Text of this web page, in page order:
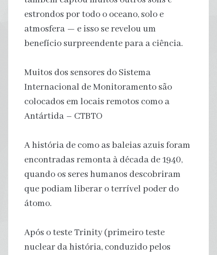
estrondos por todo o oceano, solo e
atmosfera — e isso se revelou um
benefício surpreendente para a ciência.
Muitos dos sensores do Sistema
Internacional de Monitoramento são
colocados em locais remotos como a
Antártida – CTBTO
A história de como as baleias azuis foram
encontradas remonta à década de 1940,
quando os seres humanos descobriram
que podiam liberar o terrível poder do
átomo.
Após o teste Trinity (primeiro teste
nuclear da história, conduzido pelos